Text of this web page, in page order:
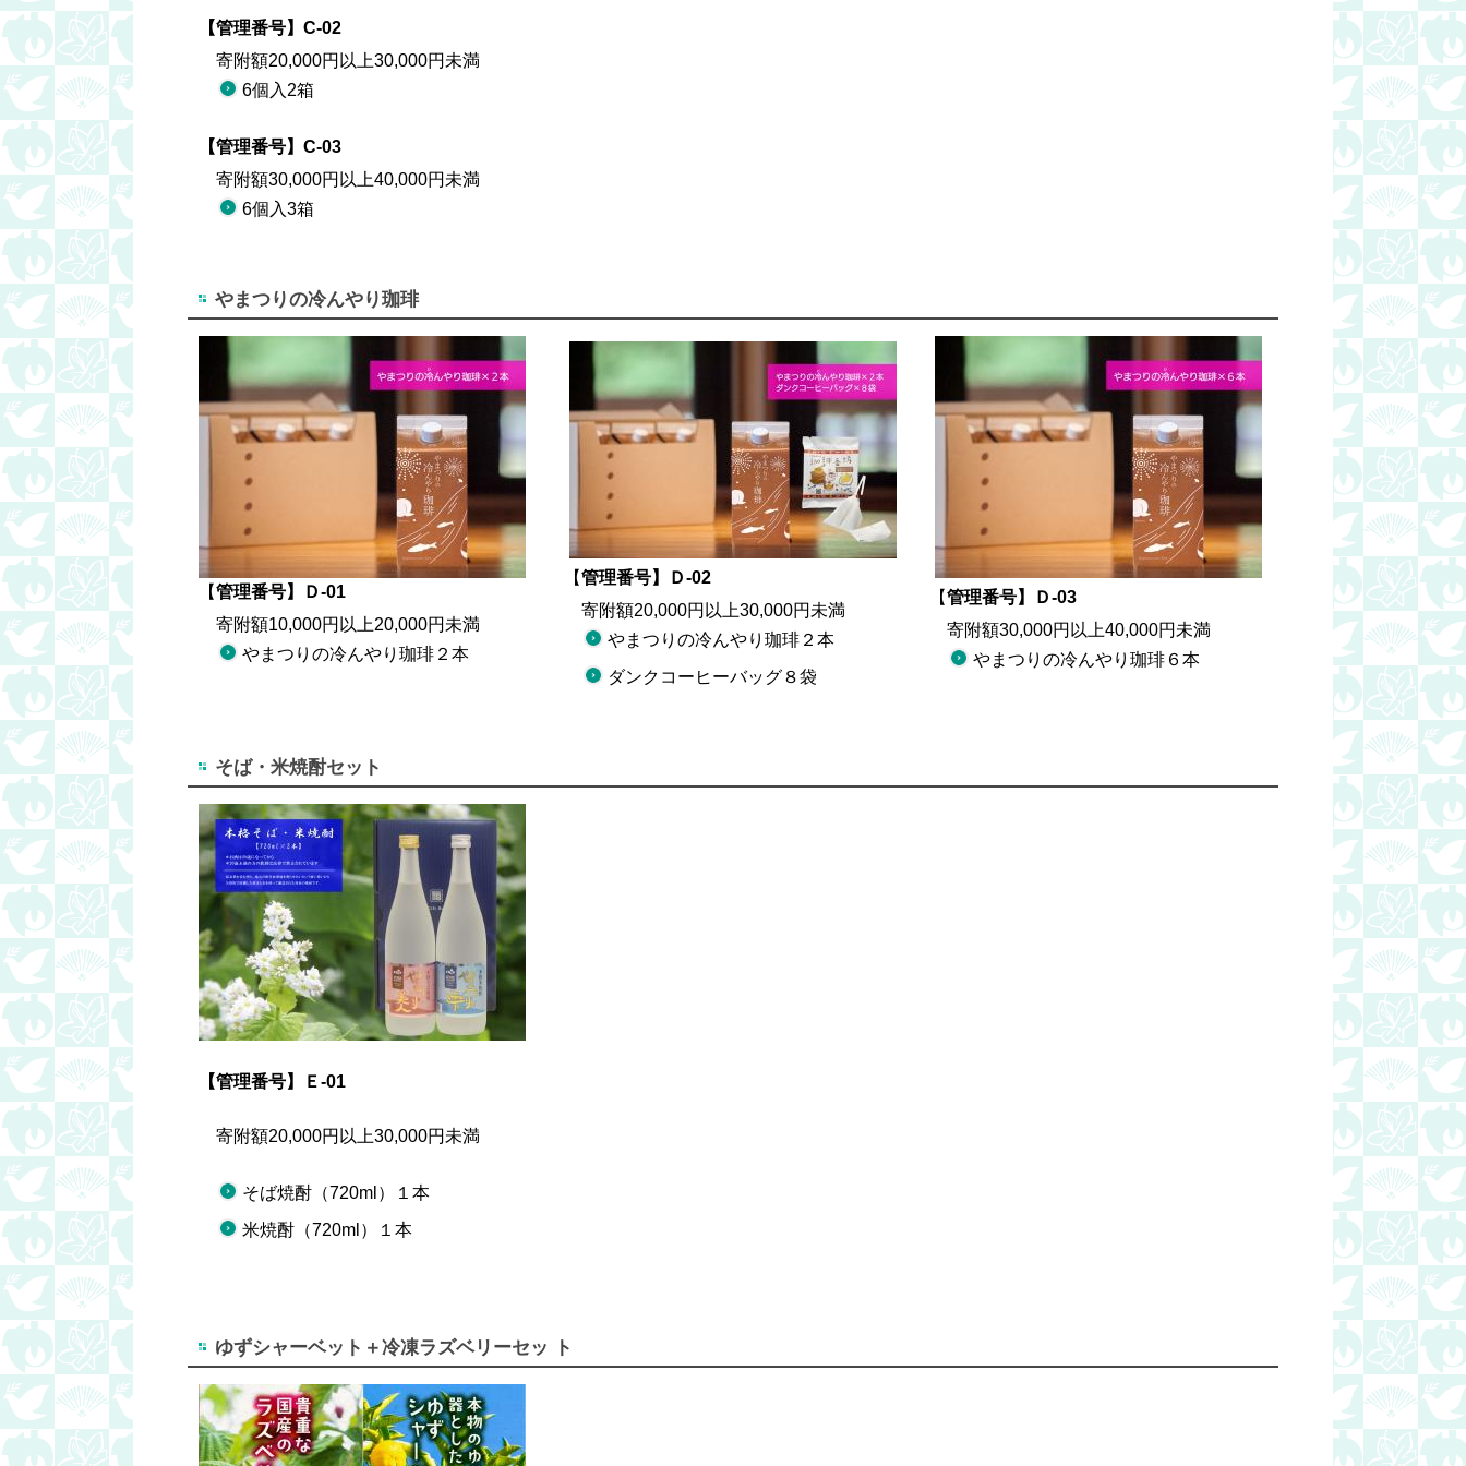
【管理番号】C-02
寄附額20,000円以上30,000円未満
6個入2箱
【管理番号】C-03
寄附額30,000円以上40,000円未満
6個入3箱
やまつりの冷んやり珈琲
【管理番号】Ｄ-01
寄附額10,000円以上20,000円未満
やまつりの冷んやり珈琲２本
【管理番号】Ｄ-02
寄附額20,000円以上30,000円未満
やまつりの冷んやり珈琲２本
ダンクコーヒーバッグ８袋
【管理番号】Ｄ-03
寄附額30,000円以上40,000円未満
やまつりの冷んやり珈琲６本
そば・米焼酎セット
【管理番号】Ｅ-01
寄附額20,000円以上30,000円未満
そば焼酎（720ml）１本
米焼酎（720ml）１本
ゆずシャーベット＋冷凍ラズベリーセッ ト